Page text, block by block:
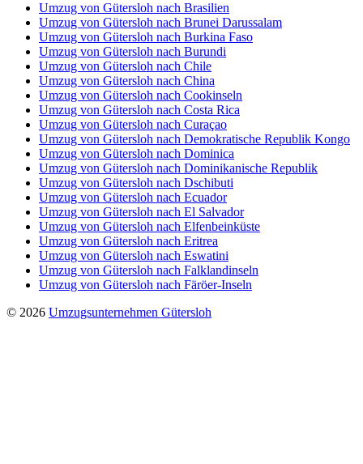
Umzug von Gütersloh nach Brasilien
Umzug von Gütersloh nach Brunei Darussalam
Umzug von Gütersloh nach Burkina Faso
Umzug von Gütersloh nach Burundi
Umzug von Gütersloh nach Chile
Umzug von Gütersloh nach China
Umzug von Gütersloh nach Cookinseln
Umzug von Gütersloh nach Costa Rica
Umzug von Gütersloh nach Curaçao
Umzug von Gütersloh nach Demokratische Republik Kongo
Umzug von Gütersloh nach Dominica
Umzug von Gütersloh nach Dominikanische Republik
Umzug von Gütersloh nach Dschibuti
Umzug von Gütersloh nach Ecuador
Umzug von Gütersloh nach El Salvador
Umzug von Gütersloh nach Elfenbeinküste
Umzug von Gütersloh nach Eritrea
Umzug von Gütersloh nach Eswatini
Umzug von Gütersloh nach Falklandinseln
Umzug von Gütersloh nach Färöer-Inseln
© 2026 Umzugsunternehmen Gütersloh